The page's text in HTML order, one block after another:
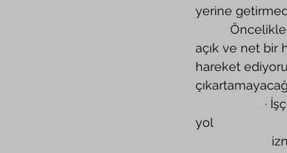
yerine
açık ve net bir
hareket
yol